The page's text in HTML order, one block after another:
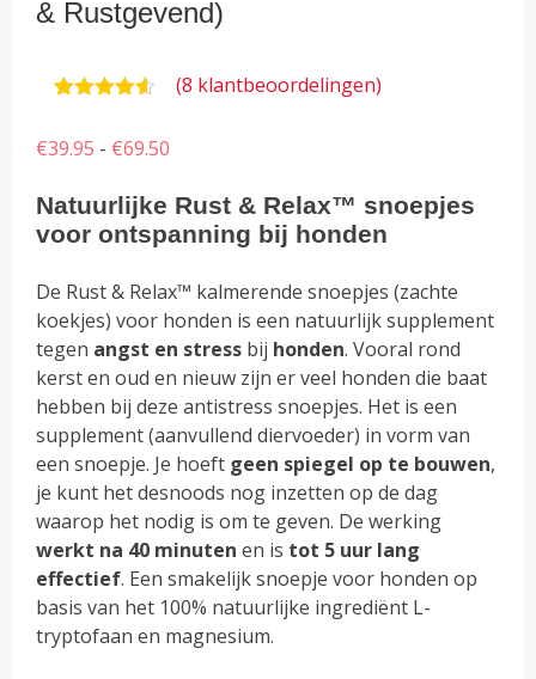
& Rustgevend)
gebaseerd
(8 klantbeoordelingen)
€39.95 - €69.50
tot
€69.50
Natuurlijke Rust & Relax™ snoepjes
voor ontspanning bij honden
De Rust & Relax™ kalmerende snoepjes (zachte
koekjes) voor honden is een natuurlijk supplement
tegen angst en stress bij honden. Vooral rond
kerst en oud en nieuw zijn er veel honden die baat
hebben bij deze antistress snoepjes. Het is een
supplement (aanvullend diervoeder) in vorm van
een snoepje. Je hoeft geen spiegel op te bouwen,
je kunt het desnoods nog inzetten op de dag
waarop het nodig is om te geven. De werking
werkt na 40 minuten en is tot 5 uur lang
effectief. Een smakelijk snoepje voor honden op
basis van het 100% natuurlijke ingrediënt L-
tryptofaan en magnesium.